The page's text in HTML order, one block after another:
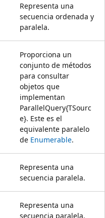
Representa una
secuencia ordenada y
paralela.
Proporciona un
conjunto de métodos
para consultar
objetos que
implementan
ParallelQuery{TSourc
e}. Este es el
equivalente paralelo
de Enumerable.
Representa una
secuencia paralela.
Representa una
secuencia paralela.